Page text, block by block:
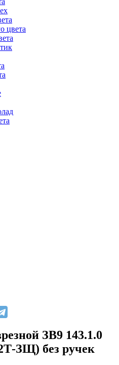
цвета
ЗВ9 143.1.0
ЗЩ) без ручек